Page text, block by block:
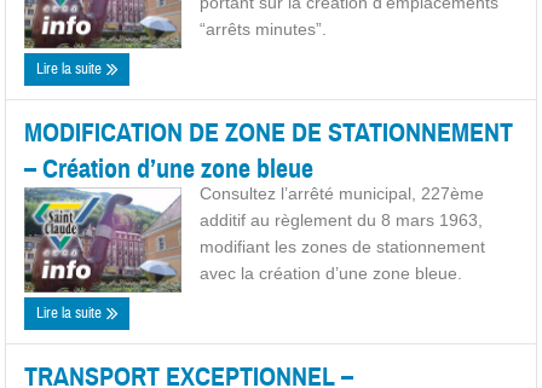
“arrêts minutes”.
Lire la suite
MODIFICATION DE ZONE DE STATIONNEMENT
– Création d’une zone bleue
Consultez l’arrêté municipal, 227ème
additif au règlement du 8 mars 1963,
modifiant les zones de stationnement
avec la création d’une zone bleue.
Lire la suite
TRANSPORT EXCEPTIONNEL –